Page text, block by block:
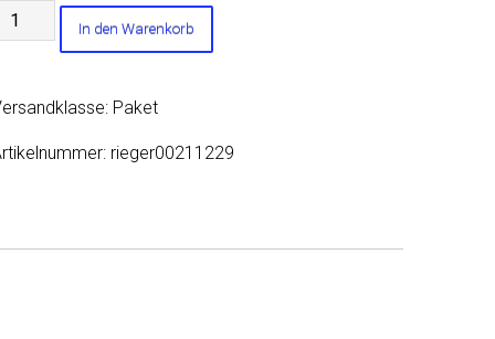
Renngitter,
In den Warenkorb
Paket
rieger00211229